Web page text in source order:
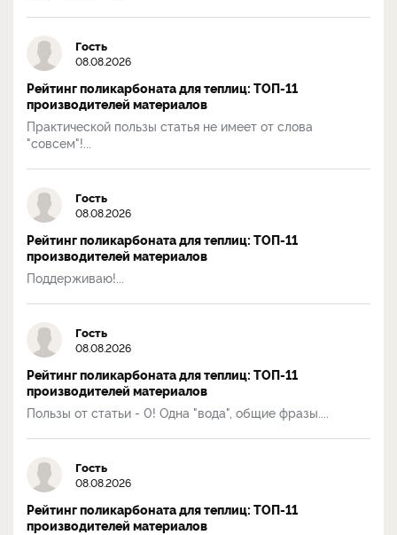
Гость
08.08.2026
Рейтинг поликарбоната для теплиц: ТОП-11
производителей материалов
Практической пользы статья не имеет от слова
"совсем"!...
Гость
08.08.2026
Рейтинг поликарбоната для теплиц: ТОП-11
производителей материалов
Поддерживаю!...
Гость
08.08.2026
Рейтинг поликарбоната для теплиц: ТОП-11
производителей материалов
Пользы от статьи - 0! Одна "вода", общие фразы....
Гость
08.08.2026
Рейтинг поликарбоната для теплиц: ТОП-11
производителей материалов